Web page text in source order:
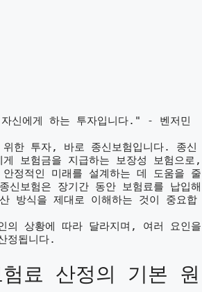
신에게 하는 투자입니다." - 벤저민
한 투자, 바로 종신보험입니다. 종신
보험금을 지급하는 보장성 보험으로,
정적인 미래를 설계하는 데 도움을 줄
신보험은 장기간 동안 보험료를 납입해
방식을 제대로 이해하는 것이 중요합
의 상황에 따라 달라지며, 여러 요인을
정됩니다.
료 산정의 기본 원